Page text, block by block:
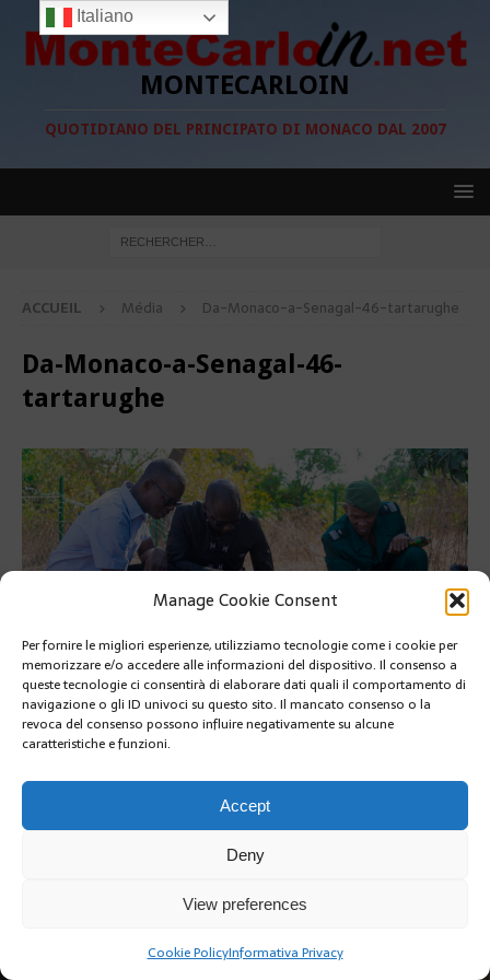
Manage Cookie Consent
Per fornire le migliori esperienze, utilizziamo tecnologie come i cookie per
memorizzare e/o accedere alle informazioni del dispositivo. Il consenso a
queste tecnologie ci consentirà di elaborare dati quali il comportamento di
navigazione o gli ID univoci su questo sito. Il mancato consenso o la
revoca del consenso possono influire negativamente su alcune
caratteristiche e funzioni.
Accept
Deny
View preferences
Cookie PolicyInformativa Privacy
MONTECARLOIN
QUOTIDIANO DEL PRINCIPATO DI MONACO DAL 2007
ACCUEIL Média Da-Monaco-a-Senagal-46-tartarughe
Da-Monaco-a-Senagal-46-
tartarughe
PRÉCÉDENT
Italiano